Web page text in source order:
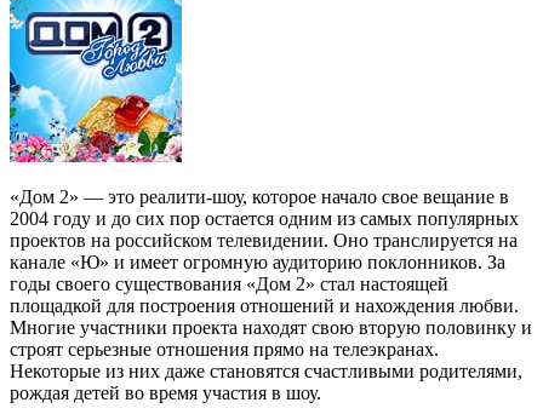
«Дом 2» — это реалити-шоу, которое начало свое вещание в
2004 году и до сих пор остается одним из самых популярных
проектов на российском телевидении. Оно транслируется на
канале «Ю» и имеет огромную аудиторию поклонников. За
годы своего существования «Дом 2» стал настоящей
площадкой для построения отношений и нахождения любви.
Многие участники проекта находят свою вторую половинку и
строят серьезные отношения прямо на телеэкранах.
Некоторые из них даже становятся счастливыми родителями,
рождая детей во время участия в шоу.